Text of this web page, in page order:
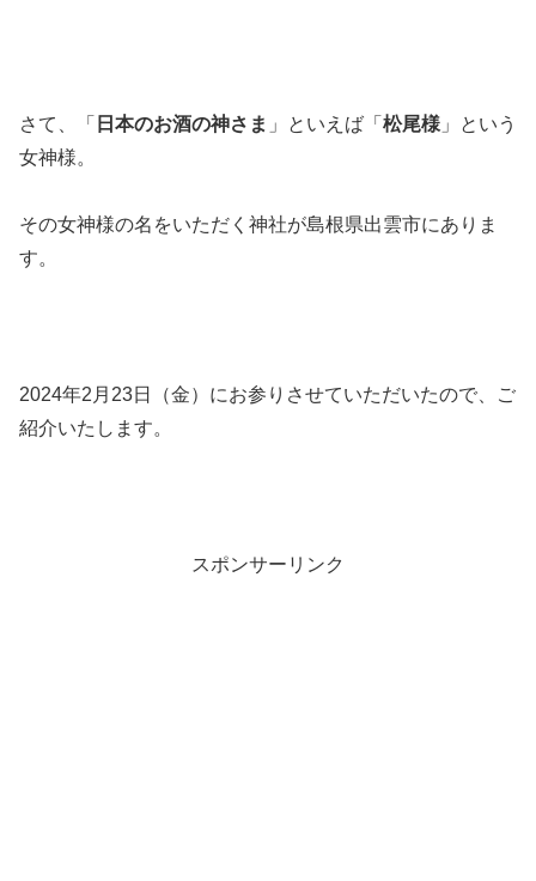
さて、「 日本のお酒の神さま 」といえば「 松尾様 」という
女神様。
その女神様の名をいただく神社が島根県出雲市にありま
す。
2024年2月23日（金）にお参りさせていただいたので、ご
紹介いたします。
スポンサーリンク